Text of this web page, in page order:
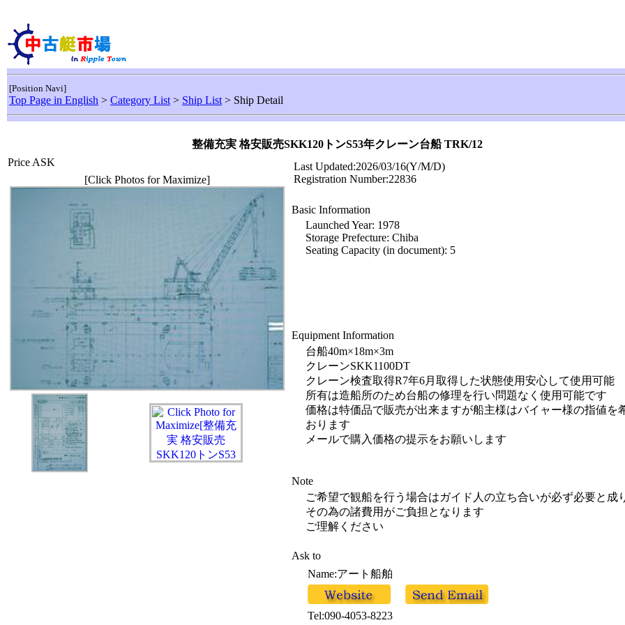
[Position Navi]
Top Page in English > Category List > Ship List > Ship Detail
整備充実 格安販売SKK120トンS53年クレーン台船 TRK/12
Price ASK
Last Updated:2026/03/16(Y/M/D)
Registration Number:22836
Basic Information
Launched Year: 1978
Storage Prefecture: Chiba
Seating Capacity (in document): 5
Equipment Information
台船40m×18m×3m
クレーンSKK1100DT
クレーン検査取得R7年6月取得した状態使用安心して使用可能
所有は造船所のため台船の修理を行い問題なく使用可能です
価格は特価品で販売が出来ますが船主様はバイャー様の指値を
おります
メールで購入価格の提示をお願いします
Note
ご希望で観船を行う場合はガイド人の立ち合いが必ず必要と成
その為の諸費用がご負担となります
ご理解ください
Ask to
Name:アート船舶
Tel:090-4053-8223
[Click Photos for Maximize]